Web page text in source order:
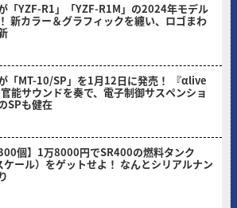
「YZF-R1」「YZF-R1M」の2024年モデル
新カラー＆グラフィックを纏い、ロゴまわ
「MT-10/SP」を1月12日に発売！ 『αlive
能サウンドを奏で、電子制御サスペンショ
SPも健在
300個】1万8000円でSR400の燃料タンク
ケール）をゲットせよ！ なんとシリアルナン